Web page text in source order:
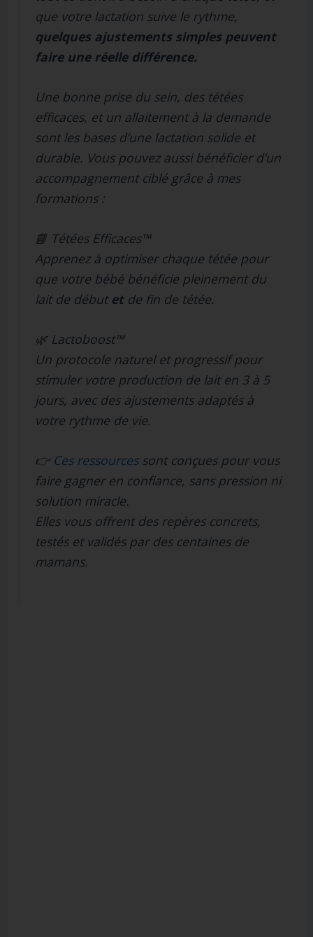
que votre lactation suive le rythme,
quelques ajustements simples peuvent
faire une réelle différence.
Une bonne prise du sein, des tétées
efficaces, et un allaitement à la demande
sont les bases d’une lactation solide et
durable. Vous pouvez aussi bénéficier d’un
accompagnement ciblé grâce à mes
formations :
📘 Tétées Efficaces™
Apprenez à optimiser chaque tétée pour
que votre bébé bénéficie pleinement du
lait de début etde fin de tétée.
🌿 Lactoboost™
Un protocole naturel et progressif pour
stimuler votre production de lait en 3 à 5
jours, avec des ajustements adaptés à
votre rythme de vie.
👉 Ces ressourcessont conçues pour vous
faire gagner en confiance, sans pression ni
solution miracle.
Elles vous offrent des repères concrets,
testés et validés par des centaines de
mamans.